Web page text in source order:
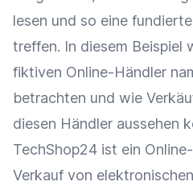
lesen und so eine fundierte
treffen. In diesem Beispiel
fiktiven Online-Händler
betrachten und wie
diesen Händler aussehen
TechShop24 ist ein
Verkauf von